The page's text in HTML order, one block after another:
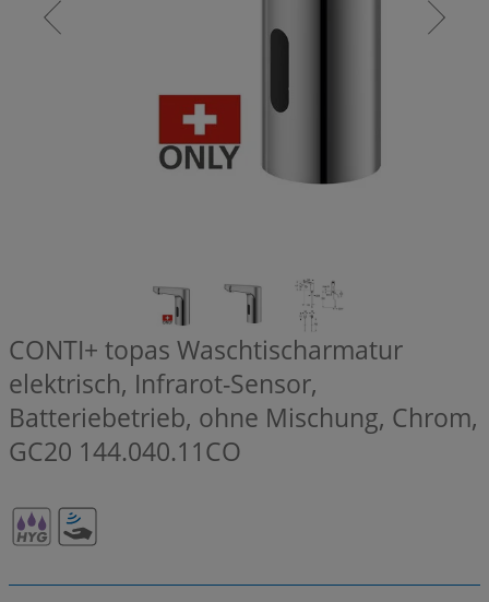
CONTI+ topas Waschtischarmatur
elektrisch, Infrarot-Sensor,
Batteriebetrieb, ohne Mischung, Chrom,
GC20 144.040.11CO